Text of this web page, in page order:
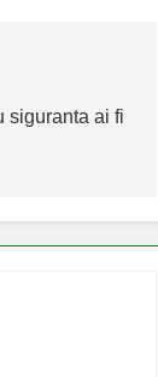
siguranta ai fi